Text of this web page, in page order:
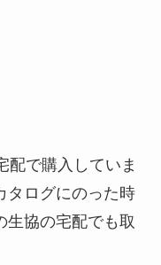
配で購入していま
タログにのった時
生協の宅配でも取